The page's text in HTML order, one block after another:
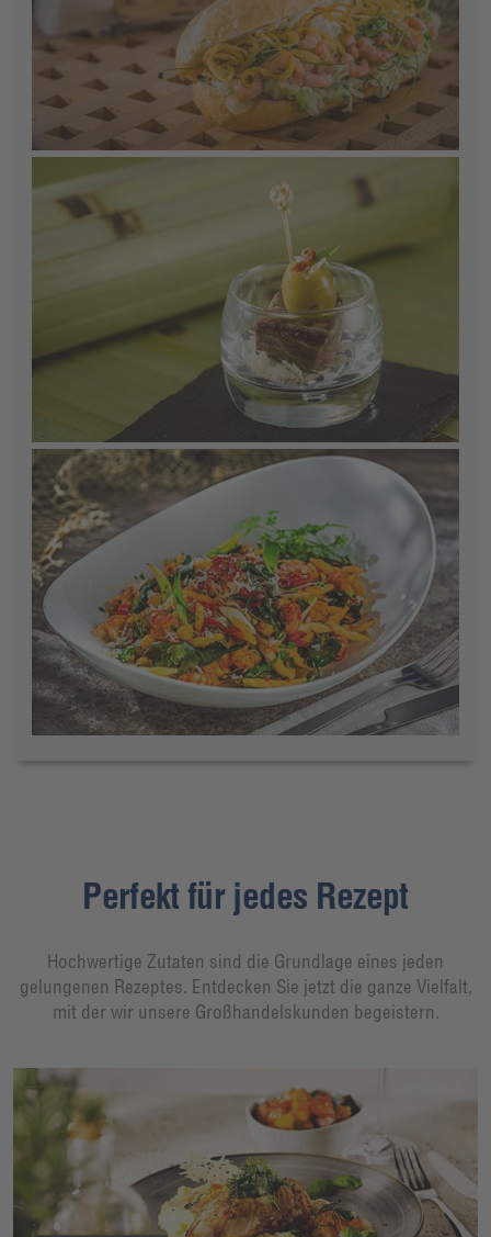
Perfekt für jedes Rezept
Hochwertige Zutaten sind die Grundlage eines jeden
gelungenen Rezeptes. Entdecken Sie jetzt die ganze Vielfalt,
mit der wir unsere Großhandelskunden begeistern.